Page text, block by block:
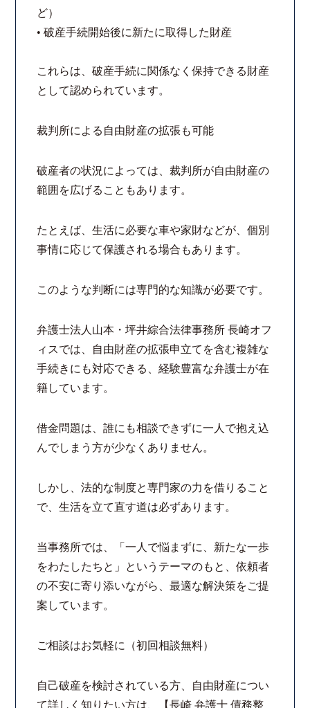
ど）
• 破産手続開始後に新たに取得した財産
これらは、破産手続に関係なく保持できる財産
として認められています。
裁判所による自由財産の拡張も可能
破産者の状況によっては、裁判所が自由財産の
範囲を広げることもあります。
たとえば、生活に必要な車や家財などが、個別
事情に応じて保護される場合もあります。
このような判断には専門的な知識が必要です。
弁護士法人山本・坪井綜合法律事務所 長崎オフ
ィスでは、自由財産の拡張申立てを含む複雑な
手続きにも対応できる、経験豊富な弁護士が在
籍しています。
借金問題は、誰にも相談できずに一人で抱え込
んでしまう方が少なくありません。
しかし、法的な制度と専門家の力を借りること
で、生活を立て直す道は必ずあります。
当事務所では、「一人で悩まずに、新たな一歩
をわたしたちと」というテーマのもと、依頼者
の不安に寄り添いながら、最適な解決策をご提
案しています。
ご相談はお気軽に（初回相談無料）
自己破産を検討されている方、自由財産につい
て詳しく知りたい方は、【長崎 弁護士 債務整